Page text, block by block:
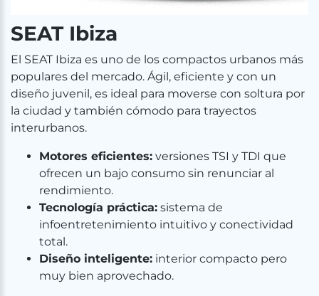
SEAT Ibiza
El SEAT Ibiza es uno de los compactos urbanos más
populares del mercado. Ágil, eficiente y con un
diseño juvenil, es ideal para moverse con soltura por
la ciudad y también cómodo para trayectos
interurbanos.
Motores eficientes: versiones TSI y TDI que
ofrecen un bajo consumo sin renunciar al
rendimiento.
Tecnología práctica: sistema de
infoentretenimiento intuitivo y conectividad
total.
Diseño inteligente: interior compacto pero
muy bien aprovechado.